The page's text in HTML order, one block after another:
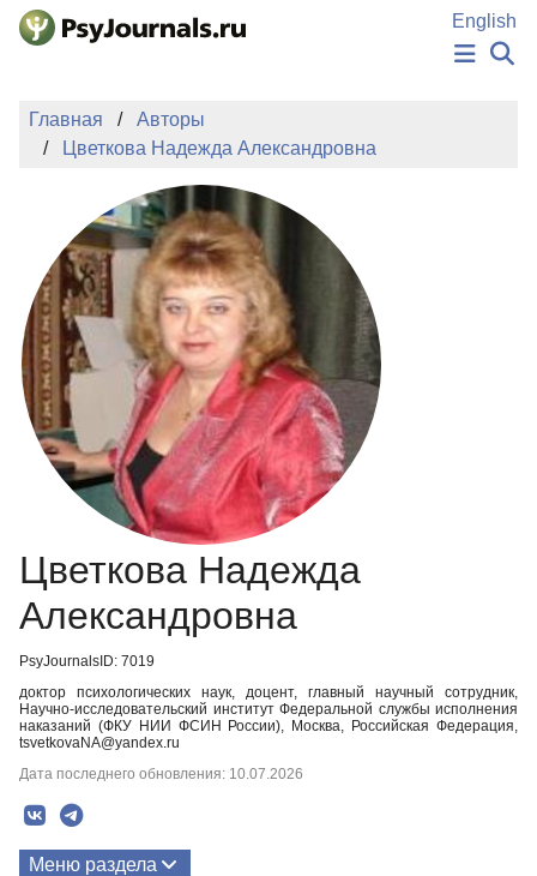
Перейти к основному содержанию
English
ИЗДАНИЯ
ПОДАТЬ РУКОПИСЬ
БАЗА ЗНАНИЙ
КЛЮЧЕВЫЕ СЛОВА
Регистрация
Главная
Авторы
Цветкова Надежда Александровна
Цветкова Надежда
Александровна
PsyJournalsID: 7019
доктор психологических наук, доцент, главный научный сотрудник,
Научно-исследовательский институт Федеральной службы исполнения
наказаний (ФКУ НИИ ФСИН России), Москва, Российская Федерация,
tsvetkovaNA@yandex.ru
Дата последнего обновления: 10.07.2026
Меню раздела